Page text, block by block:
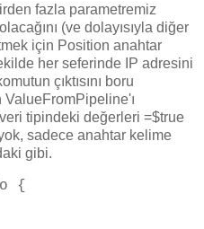
fazla parametremiz
(ve dolayısıyla diğer
için Position anahtar
her seferinde IP adresini
çıktısını boru
ValueFromPipeline'ı
tipindeki değerleri =$true
sadece anahtar kelime
gibi.
{